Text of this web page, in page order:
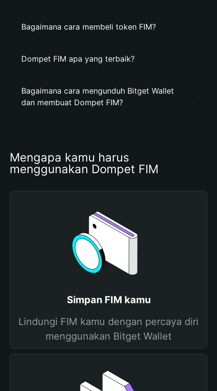
Bagaimana cara membeli token FIM?
Dompet FIM apa yang terbaik?
Bagaimana cara mengunduh Bitget Wallet
dan membuat Dompet FIM?
Mengapa kamu harus
menggunakan Dompet FIM
Simpan FIM kamu
Lindungi FIM kamu dengan percaya diri
menggunakan Bitget Wallet